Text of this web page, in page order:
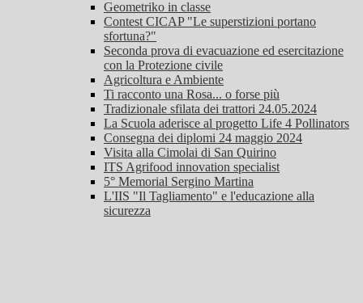
Geometriko in classe
Contest CICAP "Le superstizioni portano
sfortuna?"
Seconda prova di evacuazione ed esercitazione
con la Protezione civile
Agricoltura e Ambiente
Ti racconto una Rosa... o forse più
Tradizionale sfilata dei trattori 24.05.2024
La Scuola aderisce al progetto Life 4 Pollinators
Consegna dei diplomi 24 maggio 2024
Visita alla Cimolai di San Quirino
ITS Agrifood innovation specialist
5° Memorial Sergino Martina
L'IIS "Il Tagliamento" e l'educazione alla
sicurezza